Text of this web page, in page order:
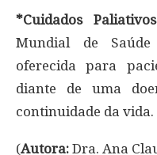
*Cuidados
Mundial de
oferecida para
diante de uma
continuidade da vida.
(Autora: Dra. Ana